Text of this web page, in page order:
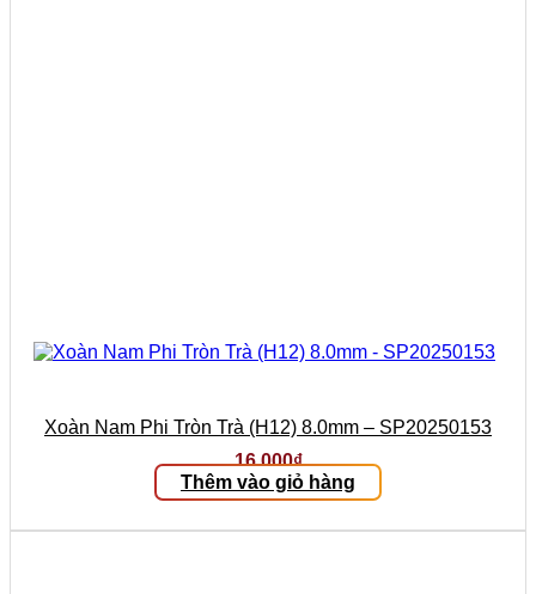
Xoàn Nam Phi Tròn Trà (H12) 8.0mm – SP20250153
16.000₫
Thêm vào giỏ hàng